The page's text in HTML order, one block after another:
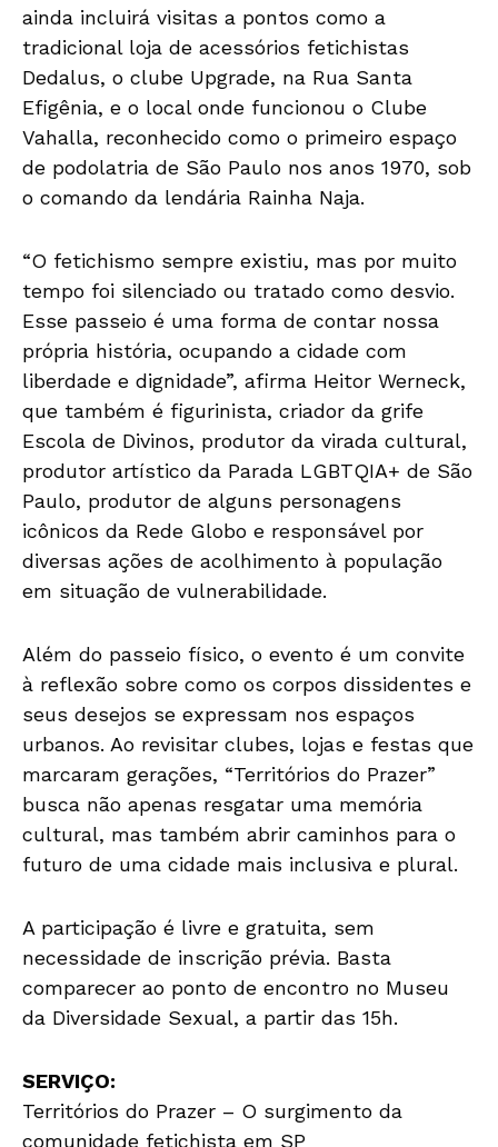
ainda incluirá visitas a pontos como a
tradicional loja de acessórios fetichistas
Dedalus, o clube Upgrade, na Rua Santa
Efigênia, e o local onde funcionou o Clube
Vahalla, reconhecido como o primeiro espaço
de podolatria de São Paulo nos anos 1970, sob
o comando da lendária Rainha Naja.
“O fetichismo sempre existiu, mas por muito
tempo foi silenciado ou tratado como desvio.
Esse passeio é uma forma de contar nossa
própria história, ocupando a cidade com
liberdade e dignidade”, afirma Heitor Werneck,
que também é figurinista, criador da grife
Escola de Divinos, produtor da virada cultural,
produtor artístico da Parada LGBTQIA+ de São
Paulo, produtor de alguns personagens
icônicos da Rede Globo e responsável por
diversas ações de acolhimento à população
em situação de vulnerabilidade.
Além do passeio físico, o evento é um convite
à reflexão sobre como os corpos dissidentes e
seus desejos se expressam nos espaços
urbanos. Ao revisitar clubes, lojas e festas que
marcaram gerações, “Territórios do Prazer”
busca não apenas resgatar uma memória
cultural, mas também abrir caminhos para o
futuro de uma cidade mais inclusiva e plural.
A participação é livre e gratuita, sem
necessidade de inscrição prévia. Basta
comparecer ao ponto de encontro no Museu
da Diversidade Sexual, a partir das 15h.
SERVIÇO:
Territórios do Prazer – O surgimento da
comunidade fetichista em SP